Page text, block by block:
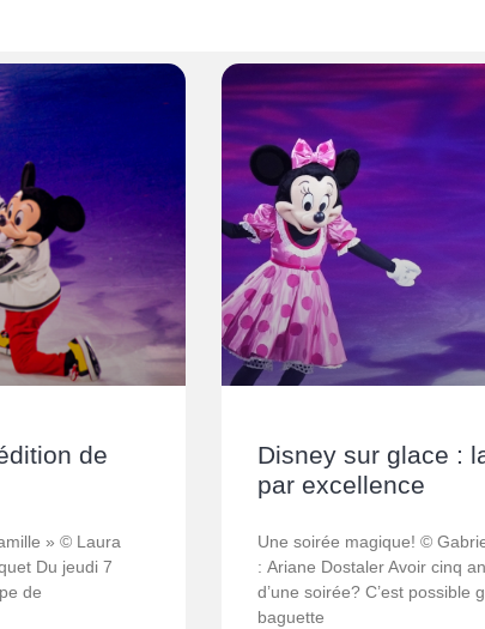
de
» © Laura
Du jeudi 7
de
Disney sur glace :
par excellence
Une soirée magique! ©
: Ariane Dostaler Avoir cinq
d’une soirée? C’est possible
baguette